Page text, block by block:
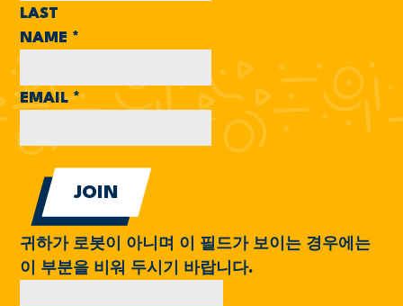
LAST
NAME *
EMAIL*
귀하가 로봇이 아니며 이 필드가 보이는 경우에는
이 부분을 비워 두시기 바랍니다.